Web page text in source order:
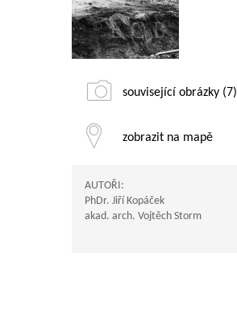
související obrázky (7)
zobrazit na mapě
AUTOŘI:
PhDr. Jiří Kopáček
akad. arch. Vojtěch Storm